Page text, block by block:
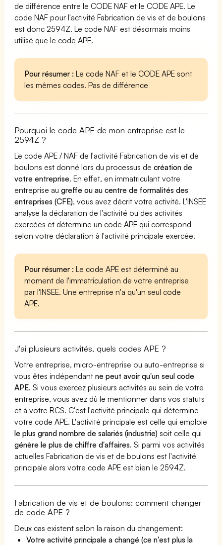
de différence entre le CODE NAF et le CODE APE. Le
code NAF pour l'activité Fabrication de vis et de boulons
est donc 2594Z. Le code NAF est désormais moins
utilisé que le code APE.
Pour résumer : Le code NAF et le CODE APE sont
les mêmes codes. Pas de différence
Pourquoi le code APE de mon entreprise est le
2594Z ?
Le code APE / NAF de l'activité Fabrication de vis et de
boulons est donné lors du processus decréation de
votre entreprise. En effet, en immatriculant votre
entreprise augreffe ou au centre de formalités des
entreprises (CFE), vous avez décrit votre activité. L'INSEE
analyse la déclaration de l'activité ou des activités
exercées et détermine un code APE qui correspond
selon votre déclaration à l'activité principale exercée.
Pour résumer : Le code APE est déterminé au
moment de l'immatriculation de votre entreprise
par l'INSEE. Une entreprise n'a qu'un seul code
APE.
J'ai plusieurs activités, quels codes APE ?
Votre entreprise, micro-entreprise ou auto-entreprise si
vous êtes indépendantne peut avoir qu'un seul code
APE. Si vous exercez plusieurs activités au sein de votre
entreprise, vous avez dû le mentionner dans vos statuts
et à votre RCS. C'est l'activité principale qui détermine
votre code APE. L'activité principale est celle qui emploie
le plus grand nombre de salariés (industrie) soit celle qui
génère le plus de chiffre d'affaires. Si parmi vos activités
actuelles Fabrication de vis et de boulons est l'activité
principale alors votre code APE est bien le 2594Z.
Fabrication de vis et de boulons: comment changer
de code APE ?
Deux cas existent selon la raison du changement:
Votre activité principale a changé (ce n'est plus la